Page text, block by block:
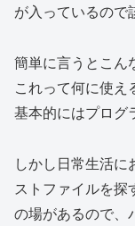
が入っているので
簡単に言うとこん
これって何に使
基本的にはプログ
しかし日常生活
ストファイルを探
の場があるので、